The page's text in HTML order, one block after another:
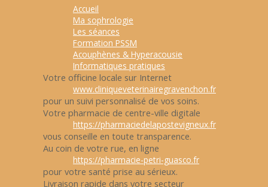
Accueil
Ma sophrologie
Les séances
Formation PSSM
Acouphènes & Hyperacousie
Informatiques pratiques
Votre officine locale sur Internet
www.cliniqueveterinairegravenchon.fr
pour un suivi personnalisé de vos soins.
Votre pharmacie de centre-ville digitale
https://pharmaciedelapostevigneux.fr
vous conseille en toute transparence.
Au coin de votre rue, en ligne
https://pharmacie-petri-guasco.fr
pour votre santé prise au sérieux.
Livraison rapide dans votre secteur